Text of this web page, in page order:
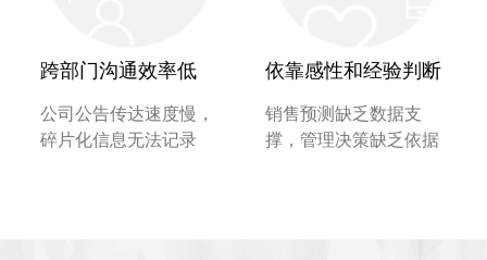
跨部门沟通效率低
公司公告传达速度慢，
碎片化信息无法记录
依靠感性和经验判断
销售预测缺乏数据支
撑，管理决策缺乏依据